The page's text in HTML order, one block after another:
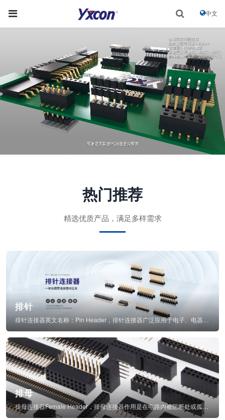
中文
热门推荐
精选优质产品，满足多样需求
排针
排母
排母连接器Female Header，排母连接器作用是在电路内被阻断处或孤立不通...